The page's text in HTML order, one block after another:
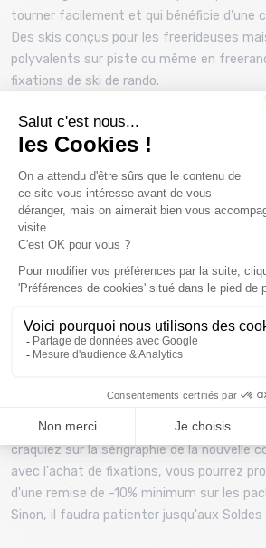
tourner facilement et qui bénéficie d'une
Des skis conçus pour les freerideuses
polyvalents sur piste ou même en
fixations de ski de rando.
Skis Line Vision 108 et
homme
108mm sous le pied, la largeur de ski
plaisir en poudreuse avec ces skis
skis Line Vision 108sont stables et
une très bonne accroche sur piste. Ces
Et pour encore plus de polyvalence,
Achat de skis Line pas
peut que votre taille ne soit pas
craquiez sur la sérigraphie de la nouvelle
avec l'achat de fixations, vous pourrez
d'une remise de -10% minimum sur les
Sinon, il faudra patienter jusqu'aux Soldes